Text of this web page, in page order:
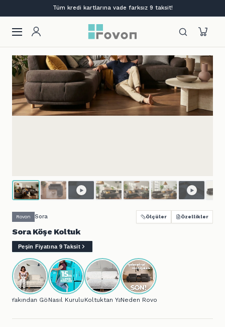
Lansmana özel %12 indirim + ilk siparişe %10
Rovon Sora Ölçüler Özellikler
Sora Köşe Koltuk
Peşin Fiyatına 9 Taksit
Yakından Gör...Nasıl Kurulur?Koltuktan Yatağa..Neden Rovon?